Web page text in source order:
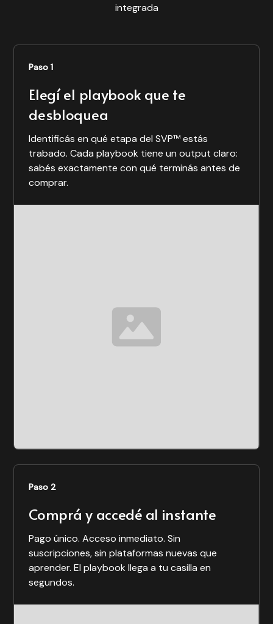
integrada
Paso 1
Elegí el playbook que te
desbloquea
Identificás en qué etapa del SVP™ estás
trabado. Cada playbook tiene un output claro:
sabés exactamente con qué terminás antes de
comprar.
Paso 2
Comprá y accedé al instante
Pago único. Acceso inmediato. Sin
suscripciones, sin plataformas nuevas que
aprender. El playbook llega a tu casilla en
segundos.